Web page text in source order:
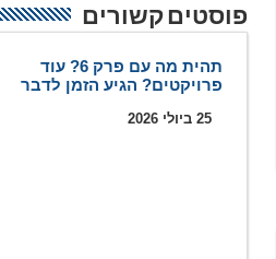
פוסטים קשורים
תהית מה עם פרק 6? עוד
פרויקטים? הגיע הזמן לדבר
25 ביולי 2026